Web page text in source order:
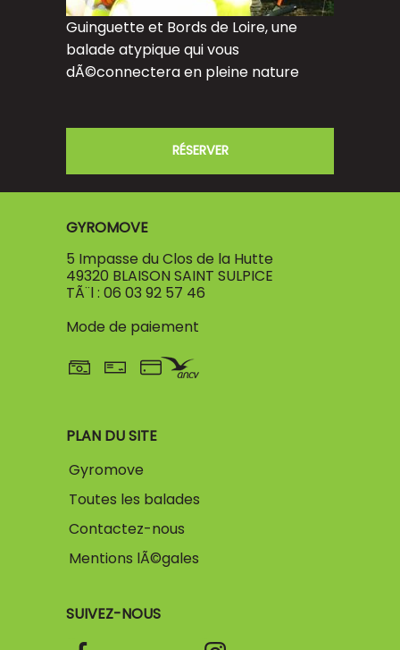
Guinguette et Bords de Loire, une
balade atypique qui vous
dÃ©connectera en pleine nature
RÉSERVER
GYROMOVE
5 Impasse du Clos de la Hutte
49320 BLAISON SAINT SULPICE
TÃ¨l : 06 03 92 57 46
Mode de paiement
PLAN DU SITE
Gyromove
Toutes les balades
Contactez-nous
Mentions lÃ©gales
SUIVEZ-NOUS